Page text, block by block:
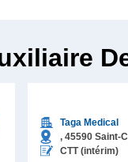
Taga Medical
, 45590 Saint-
CTT (intérim)